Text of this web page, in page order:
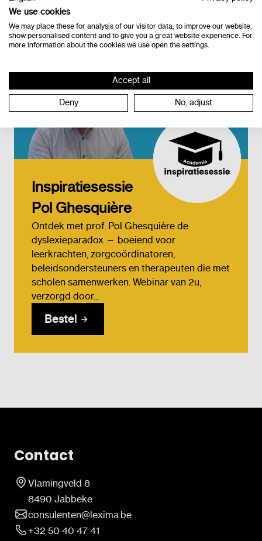
Inspiratiesessie
Pol Ghesquière
Ontdek met prof. Pol Ghesquière de
dyslexieparadox — boeiend voor
leerkrachten, zorgcoördinatoren,
beleidsondersteuners en therapeuten die met
scholen samenwerken. Webinar van 2u,
verzorgd door...
Bestel
Contact
Vlamingveld 8
8490 Jabbeke
consulenten@lexima.be
+32 50 40 47 41
We use cookies
We may place these for analysis of our visitor data, to improve our website,
show personalised content and to give you a great website experience. For
more information about the cookies we use open the settings.
Accept all
Deny No, adjust